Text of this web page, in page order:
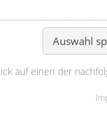
Annika
29553 Bienenbüttel/
Auswahl
auf einen der